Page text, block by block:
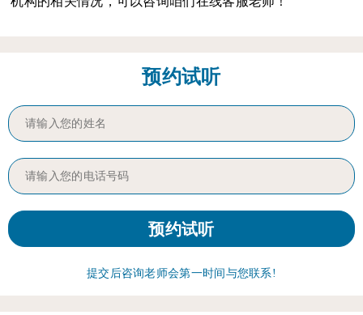
预约试听
提交后咨询老师会第一时间与您联系!